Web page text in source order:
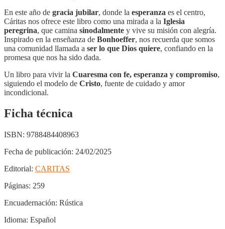
En este año de gracia jubilar, donde la esperanza es el centro,
Cáritas nos ofrece este libro como una mirada a la Iglesia
peregrina, que camina sinodalmente y vive su misión con alegría.
Inspirado en la enseñanza de Bonhoeffer, nos recuerda que somos
una comunidad llamada a ser lo que Dios quiere, confiando en la
promesa que nos ha sido dada.
Un libro para vivir la Cuaresma con fe, esperanza y compromiso,
siguiendo el modelo de Cristo, fuente de cuidado y amor
incondicional.
Ficha técnica
ISBN: 9788484408963
Fecha de publicación: 24/02/2025
Editorial: CARITAS
Páginas: 259
Encuadernación: Rústica
Idioma: Español